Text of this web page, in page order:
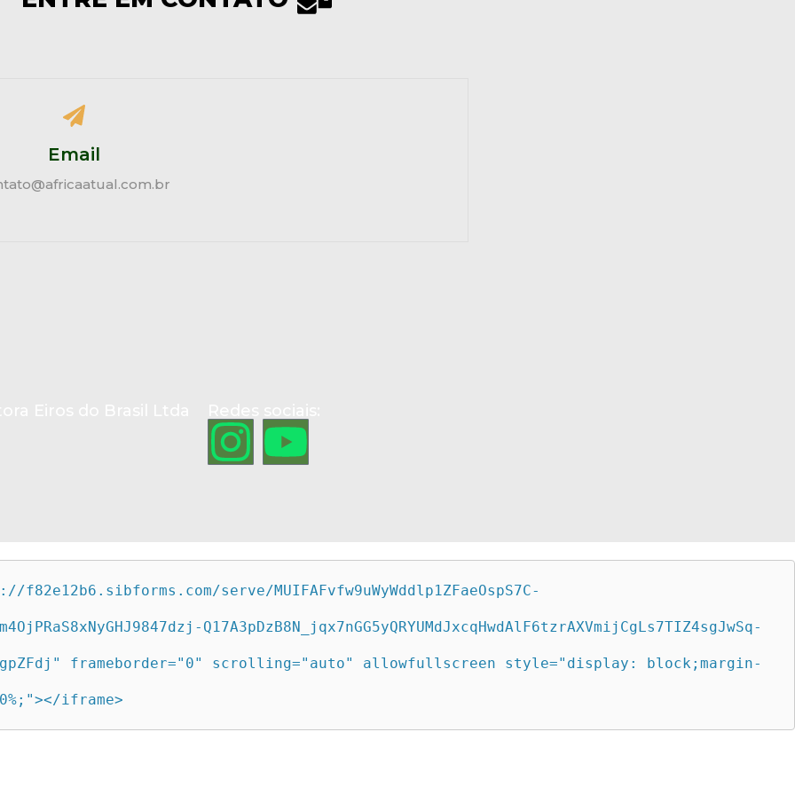
Email
serve/MUIFAFvfw9uWyWddlp1ZFaeOspS7C-
Q17A3pDzB8N_jqx7nGG5yQRYUMdJxcqHwdAlF6tzrAXVmijCgLs7TIZ4sgJwSq-
frameborder="0" scrolling="auto" allowfullscreen style="display: block;margin-
iframe>